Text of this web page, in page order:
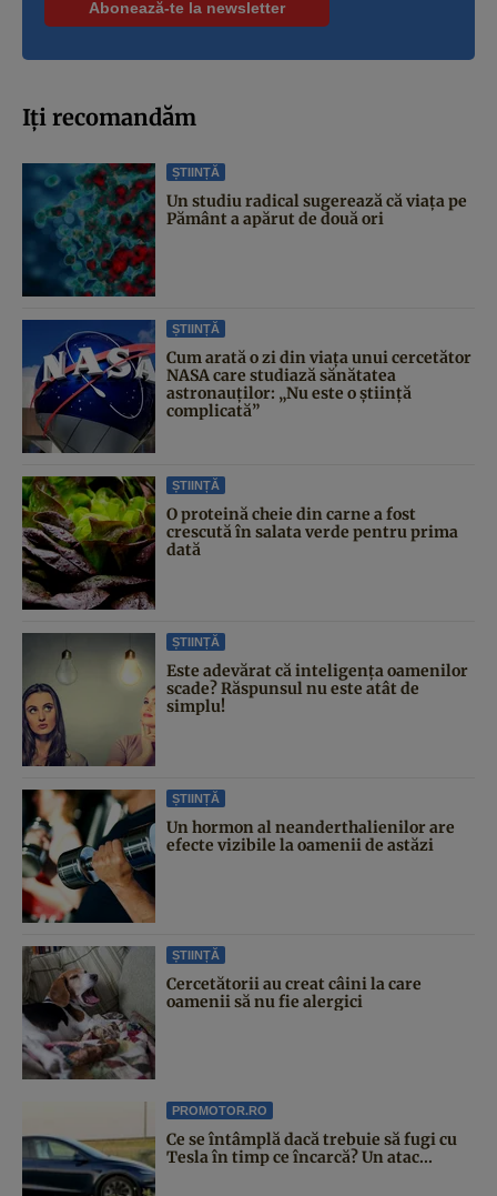
Iți recomandăm
ȘTIINȚĂ
Un studiu radical sugerează că viața pe
Pământ a apărut de două ori
ȘTIINȚĂ
Cum arată o zi din viața unui cercetător
NASA care studiază sănătatea
astronauților: „Nu este o știință
complicată”
ȘTIINȚĂ
O proteină cheie din carne a fost
crescută în salata verde pentru prima
dată
ȘTIINȚĂ
Este adevărat că inteligența oamenilor
scade? Răspunsul nu este atât de
simplu!
ȘTIINȚĂ
Un hormon al neanderthalienilor are
efecte vizibile la oamenii de astăzi
ȘTIINȚĂ
Cercetătorii au creat câini la care
oamenii să nu fie alergici
PROMOTOR.RO
Ce se întâmplă dacă trebuie să fugi cu
Tesla în timp ce încarcă? Un atac...